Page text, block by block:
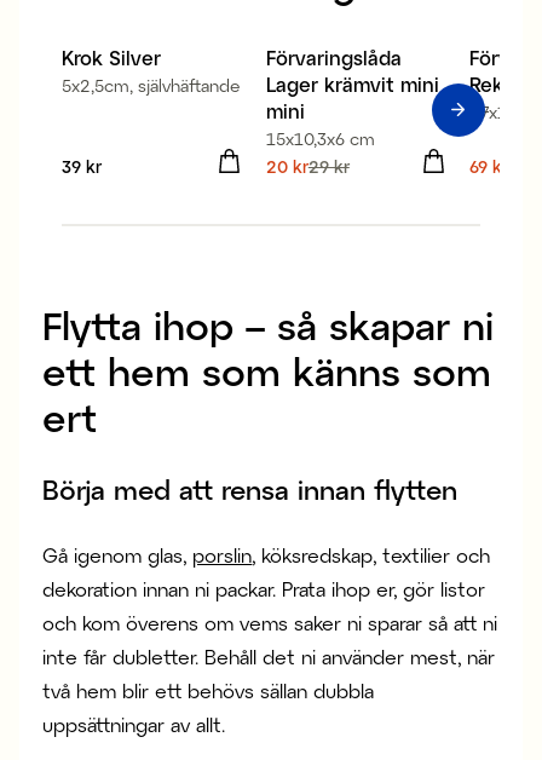
Krok Silver
5x2,5cm, självhäftande
Pris:
39 kr
Kampanj 30%
80% återvunnen plast
Förvaringslåda
Lager krämvit mini
mini
15x10,3x6 cm
Nuvarande pris
29 kr
20 kr29 kr
99 kr
69 kr
Flytta ihop – så skapar ni
ett hem som känns som
ert
Börja med att rensa innan flytten
Gå igenom glas, porslin , köksredskap, textilier och
dekoration innan ni packar. Prata ihop er, gör listor
och kom överens om vems saker ni sparar så att ni
inte får dubletter. Behåll det ni använder mest, när
två hem blir ett behövs sällan dubbla
uppsättningar av allt.